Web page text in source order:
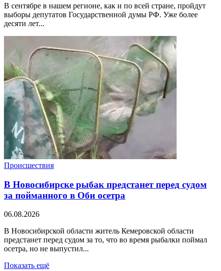
В сентябре в нашем регионе, как и по всей стране, пройдут
выборы депутатов Государственной думы РФ. Уже более
десяти лет...
Происшествия
В Новосибирске рыбак предстанет перед судом
за пойманного в Оби осетра
06.08.2026
В Новосибирской области житель Кемеровской области
предстанет перед судом за то, что во время рыбалки поймал
осетра, но не выпустил...
Показать ещё